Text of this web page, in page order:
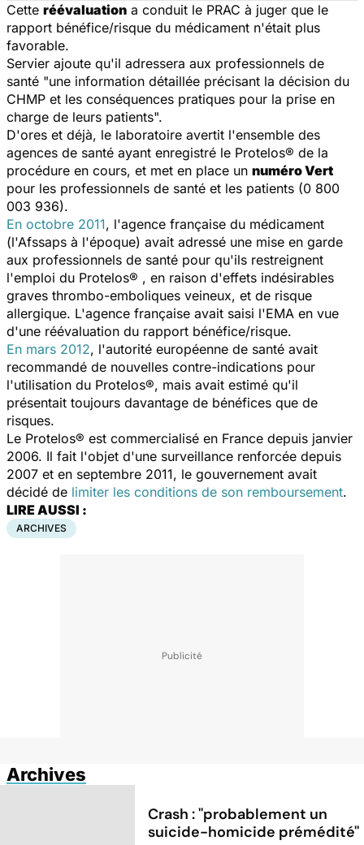
Cette réévaluation a conduit le PRAC à juger que le
rapport bénéfice/risque du médicament n'était plus
favorable.
Servier ajoute qu'il adressera aux professionnels de
santé "une information détaillée précisant la décision du
CHMP et les conséquences pratiques pour la prise en
charge de leurs patients".
D'ores et déjà, le laboratoire avertit l'ensemble des
agences de santé ayant enregistré le Protelos® de la
procédure en cours, et met en place un numéro Vert
pour les professionnels de santé et les patients (0 800
003 936).
En octobre 2011, l'agence française du médicament
(l'Afssaps à l'époque) avait adressé une mise en garde
aux professionnels de santé pour qu'ils restreignent
l'emploi du Protelos® , en raison d'effets indésirables
graves thrombo-emboliques veineux, et de risque
allergique. L'agence française avait saisi l'EMA en vue
d'une réévaluation du rapport bénéfice/risque.
En mars 2012, l'autorité européenne de santé avait
recommandé de nouvelles contre-indications pour
l'utilisation du Protelos®, mais avait estimé qu'il
présentait toujours davantage de bénéfices que de
risques.
Le Protelos® est commercialisé en France depuis janvier
2006. Il fait l'objet d'une surveillance renforcée depuis
2007 et en septembre 2011, le gouvernement avait
décidé de limiter les conditions de son remboursement.
LIRE AUSSI :
ARCHIVES
Archives
Crash : ''probablement un
suicide-homicide prémédité''